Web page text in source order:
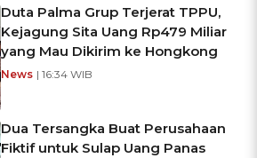
Duta Palma Grup Terjerat TPPU,
Kejagung Sita Uang Rp479 Miliar
yang Mau Dikirim ke Hongkong
News | 16:34 WIB
Dua Tersangka Buat Perusahaan
Fiktif untuk Sulap Uang Panas